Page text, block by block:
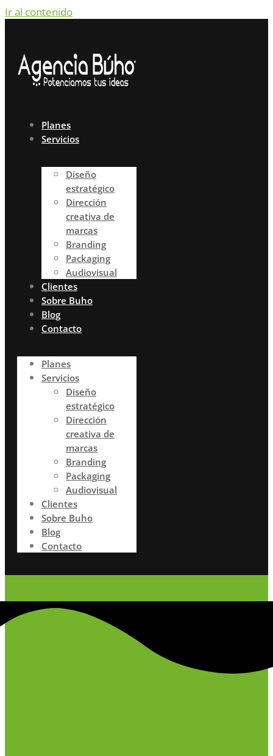
Ir al contenido
Planes
Servicios
Diseño
estratégico
Dirección
creativa de
marcas
Branding
Packaging
Audiovisual
Clientes
Sobre Buho
Blog
Contacto
Planes
Servicios
Diseño
estratégico
Dirección
creativa de
marcas
Branding
Packaging
Audiovisual
Clientes
Sobre Buho
Blog
Contacto